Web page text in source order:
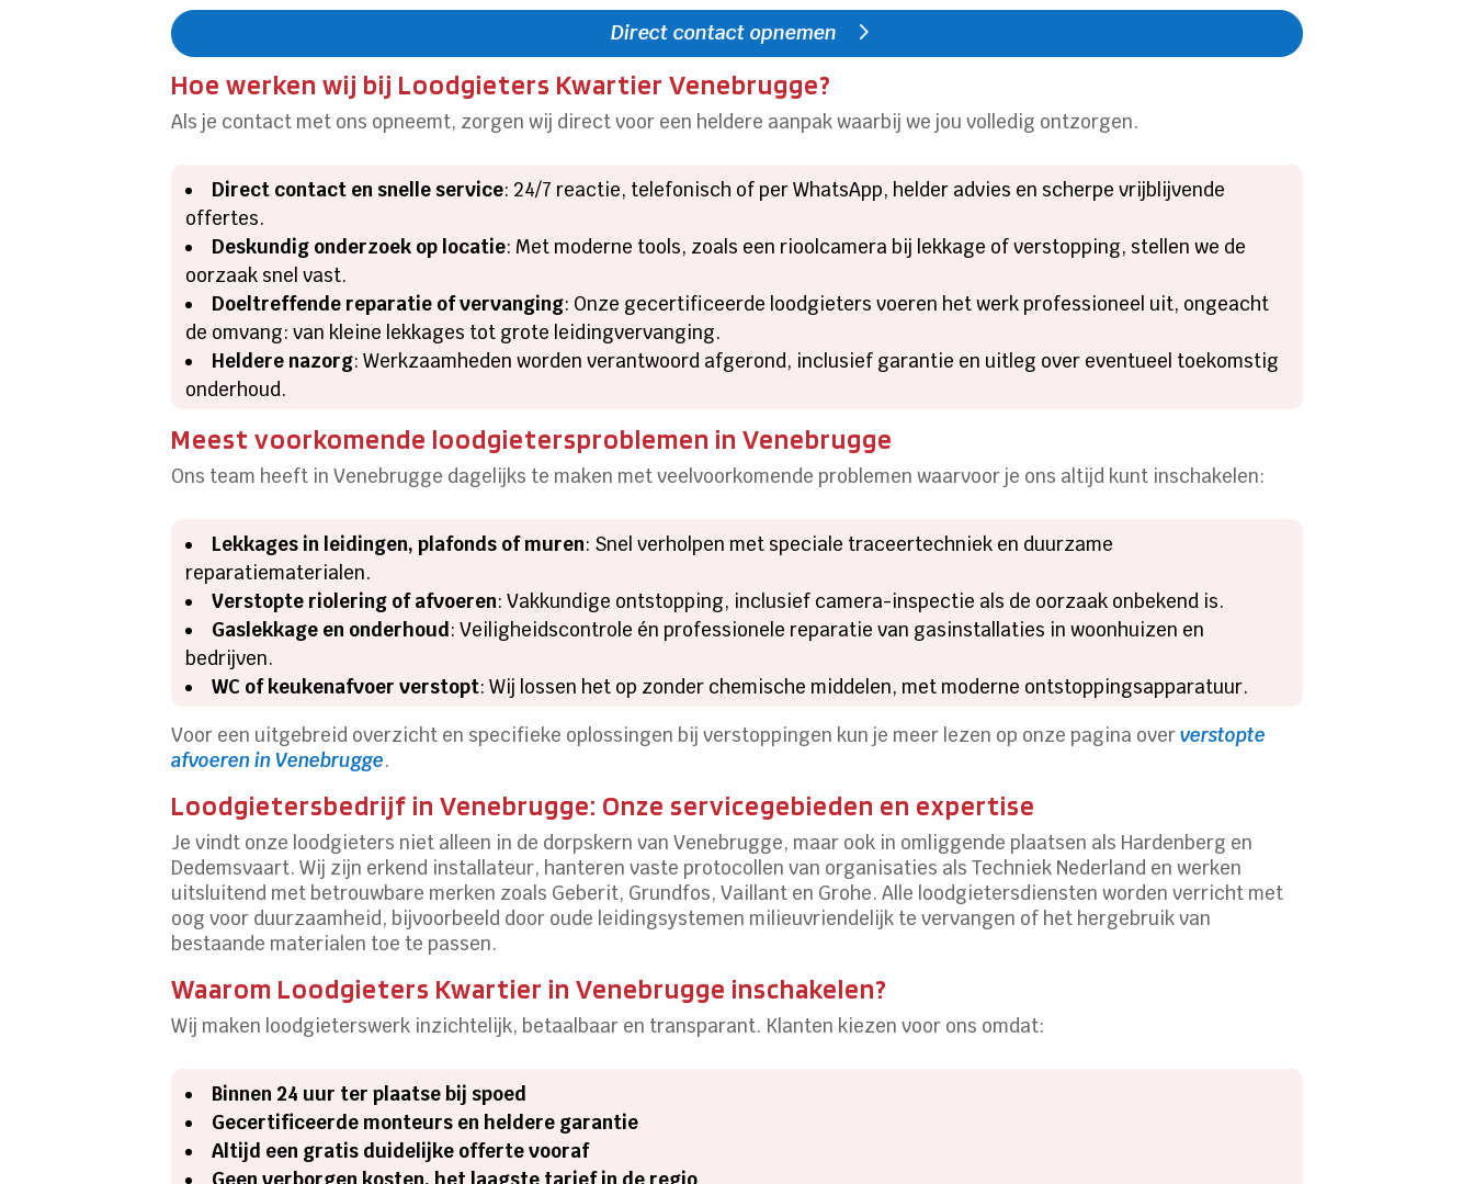
Direct contact opnemen
Hoe werken wij bij Loodgieters Kwartier Venebrugge?
Als je contact met ons opneemt, zorgen wij direct voor een heldere aanpak waarbij we jou volledig ontzorgen.
Direct contact en snelle service: 24/7 reactie, telefonisch of per WhatsApp, helder advies en scherpe vrijblijvende
offertes.
Deskundig onderzoek op locatie: Met moderne tools, zoals een rioolcamera bij lekkage of verstopping, stellen we de
oorzaak snel vast.
Doeltreffende reparatie of vervanging: Onze gecertificeerde loodgieters voeren het werk professioneel uit, ongeacht
de omvang: van kleine lekkages tot grote leidingvervanging.
Heldere nazorg: Werkzaamheden worden verantwoord afgerond, inclusief garantie en uitleg over eventueel toekomstig
onderhoud.
Meest voorkomende loodgietersproblemen in Venebrugge
Ons team heeft in Venebrugge dagelijks te maken met veelvoorkomende problemen waarvoor je ons altijd kunt inschakelen:
Lekkages in leidingen, plafonds of muren: Snel verholpen met speciale traceertechniek en duurzame
reparatiematerialen.
Verstopte riolering of afvoeren: Vakkundige ontstopping, inclusief camera-inspectie als de oorzaak onbekend is.
Gaslekkage en onderhoud: Veiligheidscontrole én professionele reparatie van gasinstallaties in woonhuizen en
bedrijven.
WC of keukenafvoer verstopt: Wij lossen het op zonder chemische middelen, met moderne ontstoppingsapparatuur.
Voor een uitgebreid overzicht en specifieke oplossingen bij verstoppingen kun je meer lezen op onze pagina oververstopte
afvoeren in Venebrugge.
Loodgietersbedrijf in Venebrugge: Onze servicegebieden en expertise
Je vindt onze loodgieters niet alleen in de dorpskern van Venebrugge, maar ook in omliggende plaatsen als Hardenberg en
Dedemsvaart. Wij zijn erkend installateur, hanteren vaste protocollen van organisaties als Techniek Nederland en werken
uitsluitend met betrouwbare merken zoals Geberit, Grundfos, Vaillant en Grohe. Alle loodgietersdiensten worden verricht met
oog voor duurzaamheid, bijvoorbeeld door oude leidingsystemen milieuvriendelijk te vervangen of het hergebruik van
bestaande materialen toe te passen.
Waarom Loodgieters Kwartier in Venebrugge inschakelen?
Wij maken loodgieterswerk inzichtelijk, betaalbaar en transparant. Klanten kiezen voor ons omdat:
Binnen 24 uur ter plaatse bij spoed
Gecertificeerde monteurs en heldere garantie
Altijd een gratis duidelijke offerte vooraf